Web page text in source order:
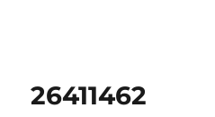
26411462